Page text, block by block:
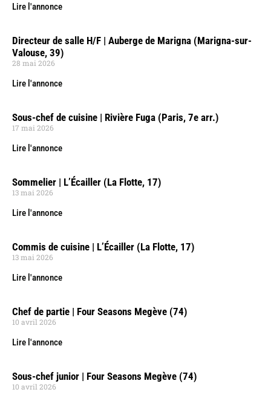
Lire l'annonce
Directeur de salle H/F | Auberge de Marigna (Marigna-sur-
Valouse, 39)
28 mai 2026
Lire l'annonce
Sous-chef de cuisine | Rivière Fuga (Paris, 7e arr.)
17 mai 2026
Lire l'annonce
Sommelier | L’Écailler (La Flotte, 17)
13 mai 2026
Lire l'annonce
Commis de cuisine | L’Écailler (La Flotte, 17)
13 mai 2026
Lire l'annonce
Chef de partie | Four Seasons Megève (74)
10 avril 2026
Lire l'annonce
Sous-chef junior | Four Seasons Megève (74)
10 avril 2026